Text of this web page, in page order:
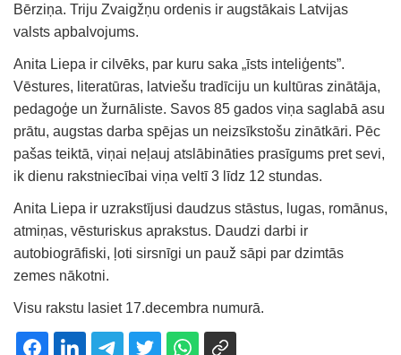
Bērziņa. Triju Zvaigžņu ordenis ir augstākais Latvijas
valsts apbalvojums.
Anita Liepa ir cilvēks, par kuru saka „īsts inteliģents”.
Vēstures, literatūras, latviešu tradīciju un kultūras zinātāja,
pedagoģe un žurnāliste. Savos 85 gados viņa saglabā asu
prātu, augstas darba spējas un neizsīkstošu zinātkāri. Pēc
pašas teiktā, viņai neļauj atslābināties prasīgums pret sevi,
ik dienu rakstniecībai viņa veltī 3 līdz 12 stundas.
Anita Liepa ir uzrakstījusi daudzus stāstus, lugas, romānus,
atmiņas, vēsturiskus aprakstus. Daudzi darbi ir
autobiogrāfiski, ļoti sirsnīgi un pauž sāpi par dzimtās
zemes nākotni.
Visu rakstu lasiet 17.decembra numurā.